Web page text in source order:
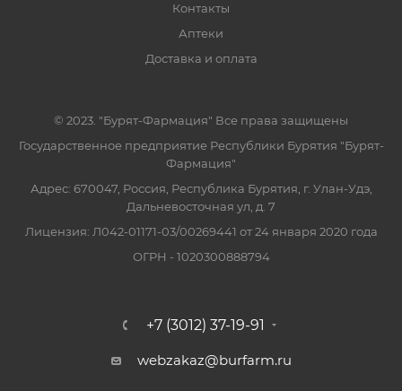
Контакты
Аптеки
Доставка и оплата
© 2023. "Бурят-Фармация" Все права защищены
Государственное предприятие Республики Бурятия "Бурят-
Фармация"
Адрес: 670047, Россия, Республика Бурятия, г. Улан-Удэ,
Дальневосточная ул, д. 7
Лицензия: Л042-01171-03/00269441 от 24 января 2020 года
ОГРН - 1020300888794
+7 (3012) 37-19-91
webzakaz@burfarm.ru